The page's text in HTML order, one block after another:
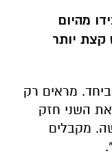
מראים רק
השני חזק
מקבלים
הם חלק